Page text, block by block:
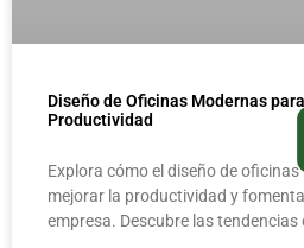
Diseño de Oficinas Modernas
Productividad
Explora cómo el diseño de
mejorar la productividad y
empresa. Descubre las tendencias